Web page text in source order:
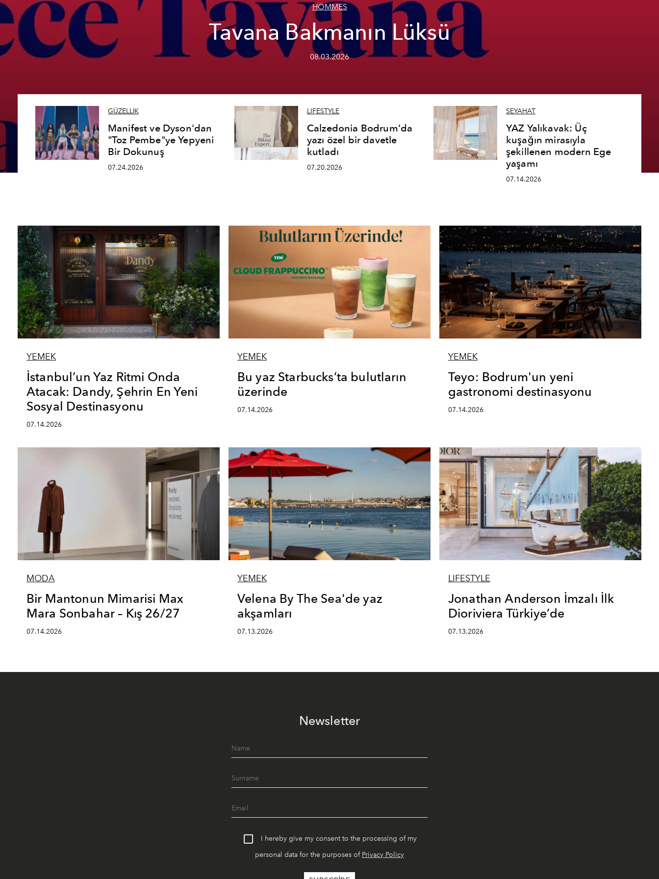
HOMMES
Tavana Bakmanın Lüksü
08.03.2026
GÜZELLİK
Manifest ve Dyson'dan
"Toz Pembe"ye Yepyeni
Bir Dokunuş
07.24.2026
LIFESTYLE
Calzedonia Bodrum’da
yazı özel bir davetle
kutladı
07.20.2026
SEYAHAT
YAZ Yalıkavak: Üç
kuşağın mirasıyla
şekillenen modern Ege
yaşamı
07.14.2026
YEMEK
İstanbul’un Yaz Ritmi Onda
Atacak: Dandy, Şehrin En Yeni
Sosyal Destinasyonu
07.14.2026
YEMEK
Bu yaz Starbucks’ta bulutların
üzerinde
07.14.2026
YEMEK
Teyo: Bodrum'un yeni
gastronomi destinasyonu
07.14.2026
MODA
Bir Mantonun Mimarisi Max
Mara Sonbahar – Kış 26/27
07.14.2026
YEMEK
Velena By The Sea'de yaz
akşamları
07.13.2026
LIFESTYLE
Jonathan Anderson İmzalı İlk
Dioriviera Türkiye’de
07.13.2026
Newsletter
I hereby give my consent to the processing of my
personal data for the purposes of Privacy Policy